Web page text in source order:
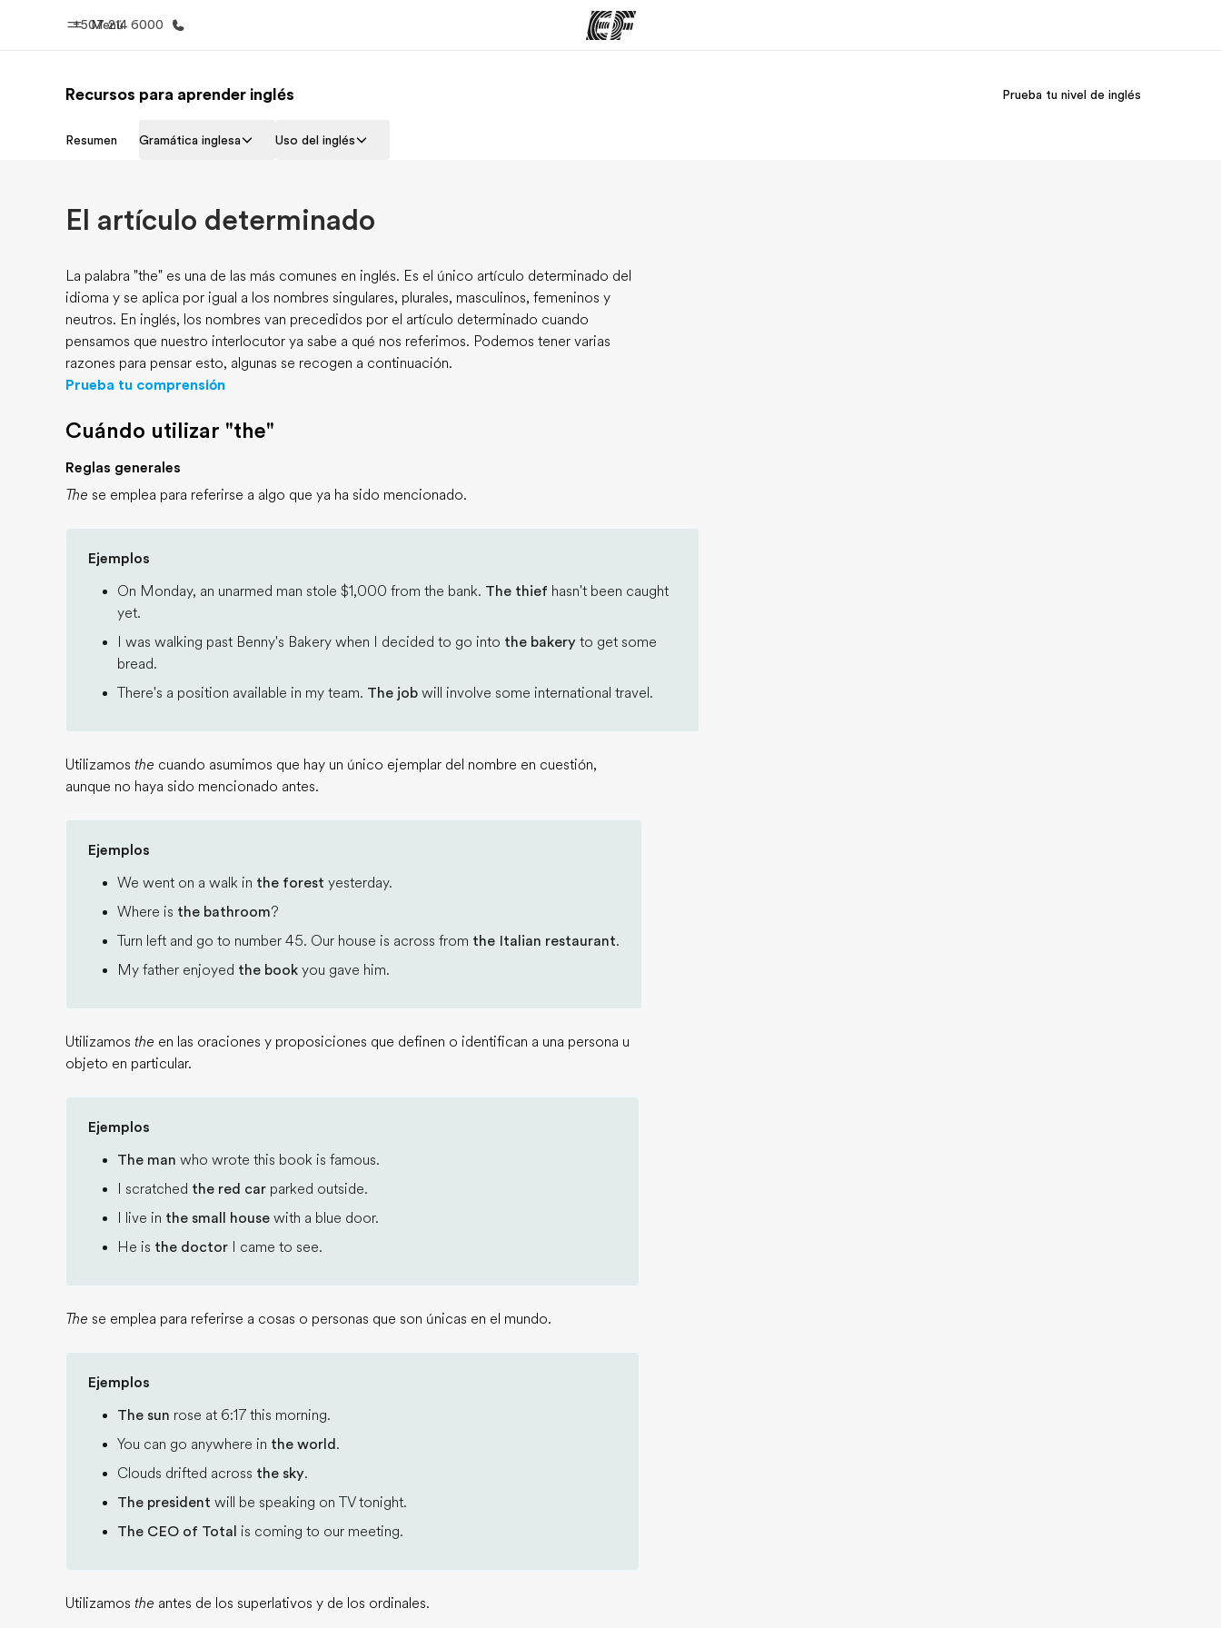
Menú
+507 214 6000
Inicio
Recursos para aprender inglés Prueba tu nivel de inglés
Resumen Gramática inglesa Uso del inglés
El artículo determinado
La palabra "the" es una de las más comunes en inglés. Es el único artículo determinado del
idioma y se aplica por igual a los nombres singulares, plurales, masculinos, femeninos y
neutros. En inglés, los nombres van precedidos por el artículo determinado cuando
pensamos que nuestro interlocutor ya sabe a qué nos referimos. Podemos tener varias
razones para pensar esto, algunas se recogen a continuación.
Prueba tu comprensión
Cuándo utilizar "the"
Reglas generales
The se emplea para referirse a algo que ya ha sido mencionado.
Ejemplos
On Monday, an unarmed man stole $1,000 from the bank. The thief hasn't been caught
yet.
I was walking past Benny's Bakery when I decided to go into the bakery to get some
bread.
There's a position available in my team. The job will involve some international travel.
Utilizamos the cuando asumimos que hay un único ejemplar del nombre en cuestión,
aunque no haya sido mencionado antes.
Ejemplos
We went on a walk in the forest yesterday.
Where is the bathroom?
Turn left and go to number 45. Our house is across from the Italian restaurant.
My father enjoyed the book you gave him.
Utilizamos the en las oraciones y proposiciones que definen o identifican a una persona u
objeto en particular.
Ejemplos
The man who wrote this book is famous.
I scratched the red car parked outside.
I live in the small house with a blue door.
He is the doctor I came to see.
The se emplea para referirse a cosas o personas que son únicas en el mundo.
Ejemplos
The sun rose at 6:17 this morning.
You can go anywhere in the world .
Clouds drifted across the sky.
The president will be speaking on TV tonight.
The CEO of Total is coming to our meeting.
Utilizamos the antes de los superlativos y de los ordinales.